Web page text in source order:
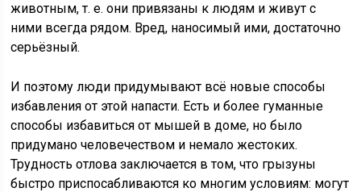
животным, т. е. они привязаны к людям и живут с
ними всегда рядом. Вред, наносимый ими, достаточно
серьёзный.
И поэтому люди придумывают всё новые способы
избавления от этой напасти. Есть и более гуманные
способы избавиться от мышей в доме, но было
придумано человечеством и немало жестоких.
Трудность отлова заключается в том, что грызуны
быстро приспосабливаются ко многим условиям: могут